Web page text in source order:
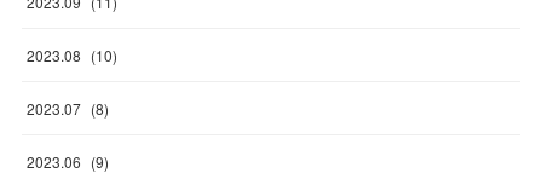
2023.08 (10)
2023.07 (8)
2023.06 (9)